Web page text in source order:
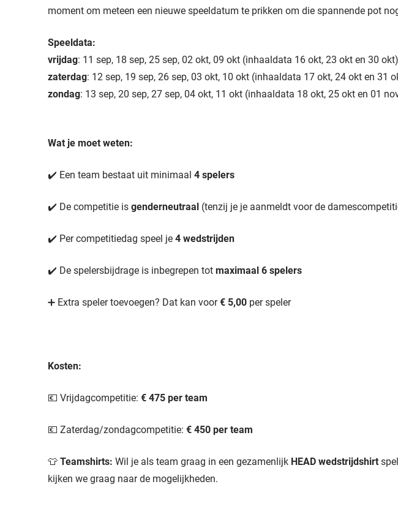
moment om meteen een nieuwe speeldatum te prikken om die spannende pot
Speeldata:
vrijdag: 11 sep, 18 sep, 25 sep, 02 okt, 09 okt (inhaaldata 16 okt, 23 okt en 30 okt)
zaterdag: 12 sep, 19 sep, 26 sep, 03 okt, 10 okt (inhaaldata 17 okt, 24 okt en 31
zondag: 13 sep, 20 sep, 27 sep, 04 okt, 11 okt (inhaaldata 18 okt, 25 okt en 01
Wat je moet weten:
✔️ Een team bestaat uit minimaal 4 spelers
✔️ De competitie is genderneutraal (tenzij je je aanmeldt voor de
✔️ Per competitiedag speel je 4 wedstrijden
✔️ De spelersbijdrage is inbegrepen tot maximaal 6 spelers
➕ Extra speler toevoegen? Dat kan voor€ 5,00 per speler
Kosten:
💶 Vrijdagcompetitie: € 475 per team
💶 Zaterdag/zondagcompetitie: € 450 per team
👕 Teamshirts: Wil je als team graag in een gezamenlijk HEAD wedstrijdshirt
kijken we graag naar de mogelijkheden.